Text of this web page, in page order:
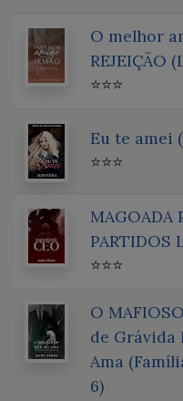
O melhor
REJEIÇÃO
⭐⭐⭐
Eu te amei
⭐⭐⭐
MAGOADA
PARTIDOS
⭐⭐⭐
O
de Grávida
Ama
6)